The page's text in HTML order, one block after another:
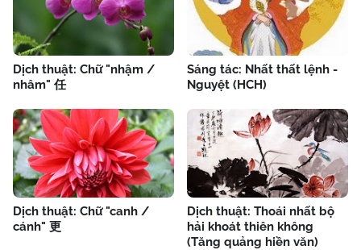
Dịch thuật: Chữ "nhậm /
nhâm" 任
Sáng tác: Nhất thất lệnh -
Nguyệt (HCH)
Dịch thuật: Chữ "canh /
cánh" 更
Dịch thuật: Thoái nhất bộ
hải khoát thiên không
(Tăng quảng hiền văn)